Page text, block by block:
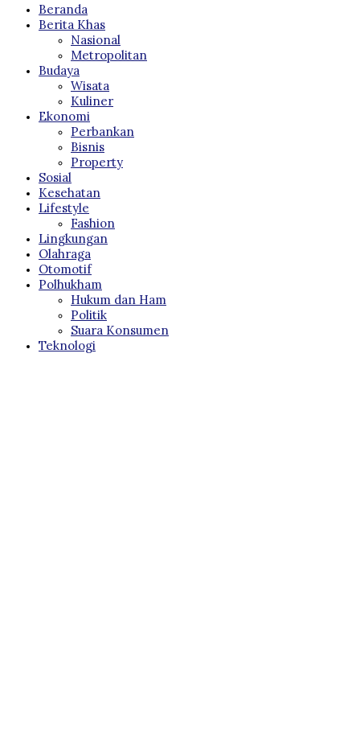
Beranda
Berita Khas
Nasional
Metropolitan
Budaya
Wisata
Kuliner
Ekonomi
Perbankan
Bisnis
Property
Sosial
Kesehatan
Lifestyle
Fashion
Lingkungan
Olahraga
Otomotif
Polhukham
Hukum dan Ham
Politik
Suara Konsumen
Teknologi